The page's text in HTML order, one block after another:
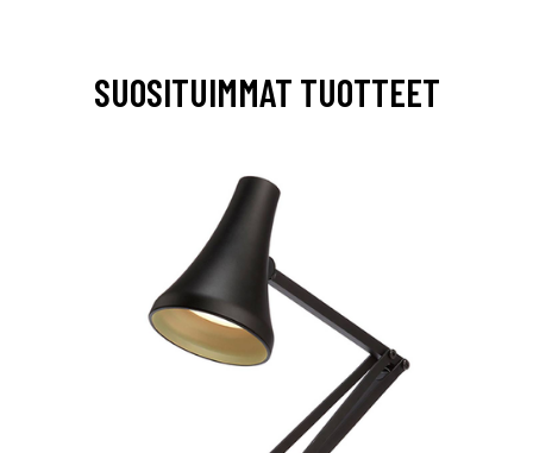
SUOSITUIMMAT TUOTTEET